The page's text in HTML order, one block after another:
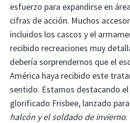
esfuerzo para expandirse en
cifras de acción. Muchos
incluidos los cascos y el
recibido recreaciones muy
debería sorprendernos que el
América haya recibido este
sentido. Estamos destacando
glorificado Frisbee, lanzado
halcón y el soldado de invierno.